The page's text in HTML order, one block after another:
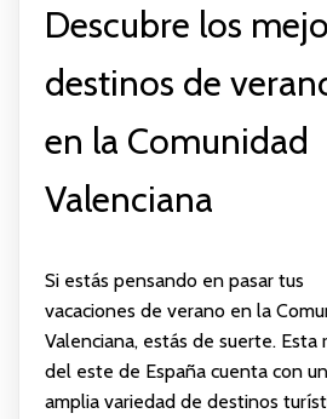
Descubre los
destinos de
en la Comunidad
Valenciana
Si estás pensando en pasar tus
vacaciones de verano en la
Valenciana, estás de suerte. Esta
del este de España cuenta con
amplia variedad de destinos